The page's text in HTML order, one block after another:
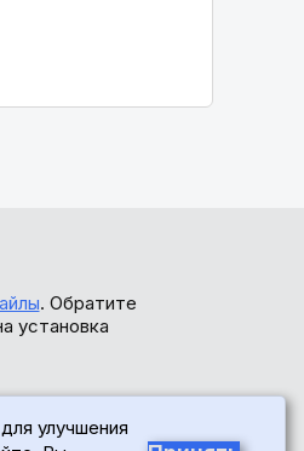
. Обратите
установка
улучшения